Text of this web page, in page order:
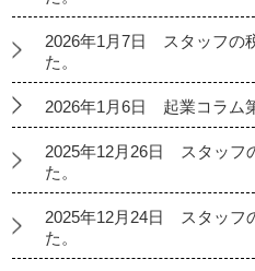
2026年1月7日 スタッフの
た。
2026年1月6日 起業コラム
2025年12月26日 スタッフ
た。
2025年12月24日 スタッフ
た。